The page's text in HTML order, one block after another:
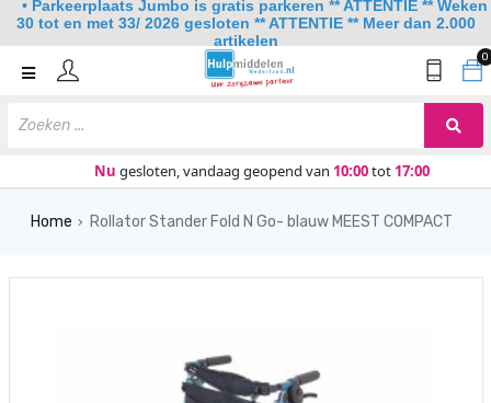
0
Nu gesloten, vandaag geopend van 10:00tot 17:00
Home
Home › Rollator Stander Fold N Go- blauw MEEST COMPACT
• Parkeerplaats Jumbo is gratis parkeren ** ATTENTIE ** Weken
30 tot en met 33/ 2026 gesloten ** ATTENTIE ** Meer dan 2.000
artikelen